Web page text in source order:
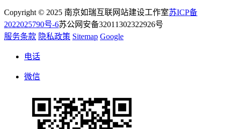
Copyright © 2025 南京如瑞互联网站建设工作室苏ICP备
2022025790号-6苏公网安备32011302322926号
服务条款 隐私政策 Sitemap Google
电话
微信